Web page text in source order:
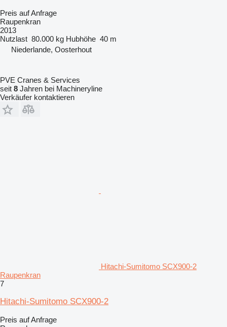
Preis auf Anfrage
Raupenkran
2013
Nutzlast 80.000 kg Hubhöhe 40 m
Niederlande, Oosterhout
PVE Cranes & Services
seit 8 Jahren bei Machineryline
Verkäufer kontaktieren
Hitachi-Sumitomo SCX900-2
Raupenkran
7
Hitachi-Sumitomo SCX900-2
Preis auf Anfrage